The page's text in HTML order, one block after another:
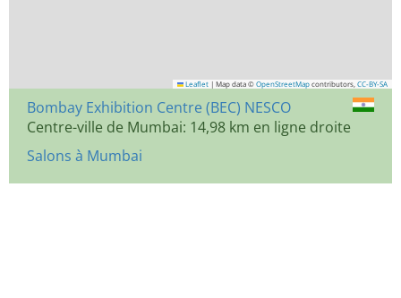
Leaflet | Map data © OpenStreetMap contributors, CC-BY-SA
Bombay Exhibition Centre (BEC) NESCO
Centre-ville de Mumbai: 14,98 km en ligne droite
Salons à Mumbai